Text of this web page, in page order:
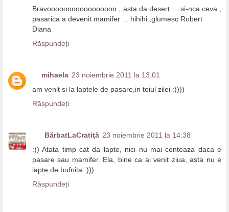
Bravooooooooooooooooo , asta da desert ... si-nca ceva ,
pasarica a devenit mamifer ... hihihi ,glumesc Robert
Diana
Răspundeți
mihaela 23 noiembrie 2011 la 13:01
am venit si la laptele de pasare,in toiul zilei :))))
Răspundeți
BărbatLaCratiţă 23 noiembrie 2011 la 14:38
:)) Atata timp cat da lapte, nici nu mai conteaza daca e
pasare sau mamifer. Ela, bine ca ai venit ziua, asta nu e
lapte de bufnita :)))
Răspundeți